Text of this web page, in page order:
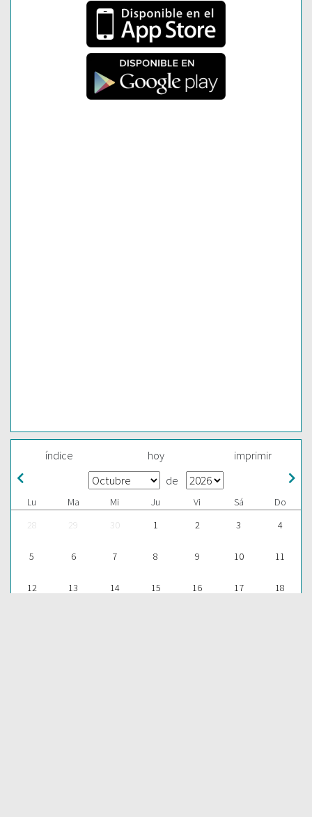
índice hoy imprimir
de
Lu Ma Mi Ju Vi Sá
Do
28
29 30 1 2 3 4
5 6 7 8 9 10 11
12 13 14 15 16 17 18